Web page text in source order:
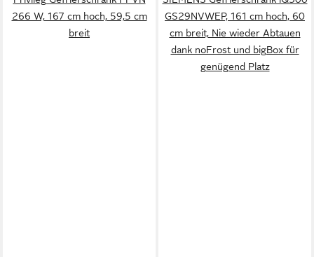
266 W, 167 cm hoch, 59,5 cm
breit
GS29NVWEP, 161 cm hoch, 60
cm breit, Nie wieder Abtauen
dank noFrost und bigBox für
genügend Platz